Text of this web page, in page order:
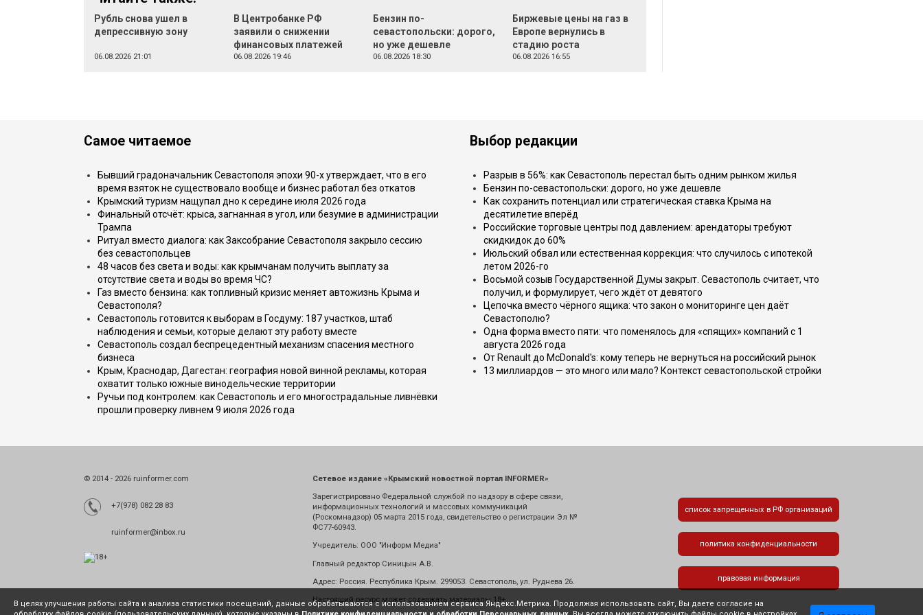
Рубль снова ушел в
депрессивную зону
06.08.2026 21:01
В Центробанке РФ
заявили о снижении
финансовых платежей
06.08.2026 19:46
Бензин по-
севастопольски: дорого,
но уже дешевле
06.08.2026 18:30
Биржевые цены на газ в
Европе вернулись в
стадию роста
06.08.2026 16:55
Самое читаемое
Бывший градоначальник Севастополя эпохи 90-х утверждает, что в его
время взяток не существовало вообще и бизнес работал без откатов
Крымский туризм нащупал дно к середине июля 2026 года
Финальный отсчёт: крыса, загнанная в угол, или безумие в администрации
Трампа
Ритуал вместо диалога: как Заксобрание Севастополя закрыло сессию
без севастопольцев
48 часов без света и воды: как крымчанам получить выплату за
отсутствие света и воды во время ЧС?
Газ вместо бензина: как топливный кризис меняет автожизнь Крыма и
Севастополя?
Севастополь готовится к выборам в Госдуму: 187 участков, штаб
наблюдения и семьи, которые делают эту работу вместе
Севастополь создал беспрецедентный механизм спасения местного
бизнеса
Крым, Краснодар, Дагестан: география новой винной рекламы, которая
охватит только южные винодельческие территории
Ручьи под контролем: как Севастополь и его многострадальные ливнёвки
прошли проверку ливнем 9 июля 2026 года
Выбор редакции
Разрыв в 56%: как Севастополь перестал быть одним рынком жилья
Бензин по-севастопольски: дорого, но уже дешевле
Как сохранить потенциал или стратегическая ставка Крыма на
десятилетие вперёд
Российские торговые центры под давлением: арендаторы требуют
скидкидок до 60%
Июльский обвал или естественная коррекция: что случилось с ипотекой
летом 2026-го
Восьмой созыв Государственной Думы закрыт. Севастополь считает, что
получил, и формулирует, чего ждёт от девятого
Цепочка вместо чёрного ящика: что закон о мониторинге цен даёт
Севастополю?
Одна форма вместо пяти: что поменялось для «спящих» компаний с 1
августа 2026 года
От Renault до McDonald's: кому теперь не вернуться на российский рынок
13 миллиардов — это много или мало? Контекст севастопольской стройки
© 2014 - 2026 ruinformer.com
+7(978) 082 28 83
ruinformer@inbox.ru
Сетевое издание «Крымский новостной портал INFORMER»
Зарегистрировано Федеральной службой по надзору в сфере связи,
информационных технологий и массовых коммуникаций
(Роскомнадзор) 05 марта 2015 года, свидетельство о регистрации Эл №
ФС77-60943.
Учредитель: ООО "Информ Медиа"
Главный редактор Синицын А.В.
Адрес: Россия. Республика Крым. 299053. Севастополь, ул. Руднева 26.
Настоящий ресурс может содержать материалы 18+
список запрещенных в РФ организаций
политика конфиденциальности
правовая информация
В целях улучшения работы сайта и анализа статистики посещений, данные обрабатываются с использованием сервиса Яндекс.Метрика. Продолжая использовать сайт, Вы даете согласие на